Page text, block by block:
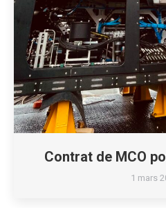
Contrat de MCO
1 mars